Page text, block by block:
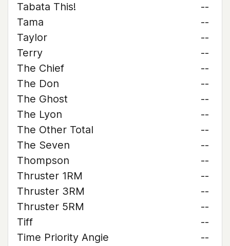
Tabata This!
--
Tama
--
Taylor
--
Terry
--
The Chief
--
The Don
--
The Ghost
--
The Lyon
--
The Other Total
--
The Seven
--
Thompson
--
Thruster 1RM
--
Thruster 3RM
--
Thruster 5RM
--
Tiff
--
Time Priority Angie
--